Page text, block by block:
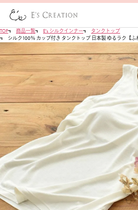
TOP 商品一覧 E's シルクインナー
タンクトップ
シルク100％ カップ付き タンクトップ 日本製 ゆるラク【ふ